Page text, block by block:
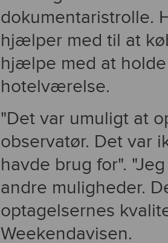
dokumentaristrolle.
hjælper med til at
hjælpe med at
hotelværelse.
"Det var umuligt at
observatør. Det var
havde brug for".
andre muligheder.
optagelsernes
Weekendavisen.